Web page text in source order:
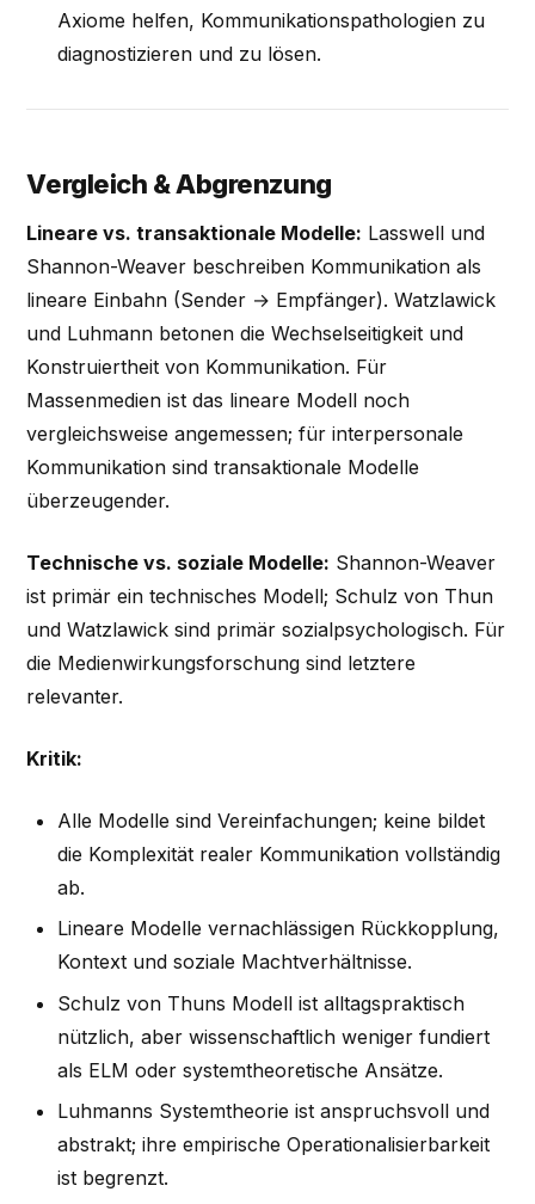
Axiome helfen, Kommunikationspathologien zu
diagnostizieren und zu lösen.
Vergleich & Abgrenzung
Lineare vs. transaktionale Modelle: Lasswell und
Shannon-Weaver beschreiben Kommunikation als
lineare Einbahn (Sender → Empfänger). Watzlawick
und Luhmann betonen die Wechselseitigkeit und
Konstruiertheit von Kommunikation. Für
Massenmedien ist das lineare Modell noch
vergleichsweise angemessen; für interpersonale
Kommunikation sind transaktionale Modelle
überzeugender.
Technische vs. soziale Modelle: Shannon-Weaver
ist primär ein technisches Modell; Schulz von Thun
und Watzlawick sind primär sozialpsychologisch. Für
die Medienwirkungsforschung sind letztere
relevanter.
Kritik:
Alle Modelle sind Vereinfachungen; keine bildet
die Komplexität realer Kommunikation vollständig
ab.
Lineare Modelle vernachlässigen Rückkopplung,
Kontext und soziale Machtverhältnisse.
Schulz von Thuns Modell ist alltagspraktisch
nützlich, aber wissenschaftlich weniger fundiert
als ELM oder systemtheoretische Ansätze.
Luhmanns Systemtheorie ist anspruchsvoll und
abstrakt; ihre empirische Operationalisierbarkeit
ist begrenzt.